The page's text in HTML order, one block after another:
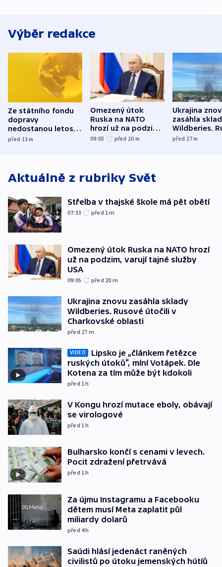
Výběr redakce
Ze státního fondu
dopravy
nedostanou letos
kraje na silnice ani
před 13m
Omezený útok
Ruska na NATO
hrozí už na podzim,
varují tajné služby
09:05 před 20 m
Ukrajina
zasáhla
Wildberies.
útočili v
před 27m
Aktuálně z rubriky Svět
Střelba v thajské škole má pět obětí
07:33 před 1m
Omezený útok Ruska na NATO hrozí
už na podzim, varují tajné služby
USA
09:05 před 20 m
Ukrajina znovu zasáhla sklady
Wildberies. Rusové útočili v
Charkovské oblasti
před 27 m
VIDEO
Lipsko je „článkem řetězce
ruských útoků“, míní Votápek. Dle
Kotena za tím může být kdokoli
před 1h
V Kongu hrozí mutace eboly, obávají
se virologové
před 1h
Bulharsko končí s cenami v levech.
Pocit zdražení přetrvává
před 1h
Za újmu Instagramu a Facebooku
dětem musí Meta zaplatit půl
miliardy dolarů
před 4h
Saúdi hlásí jedenáct raněných
civilistů po útoku jemenských hútíů